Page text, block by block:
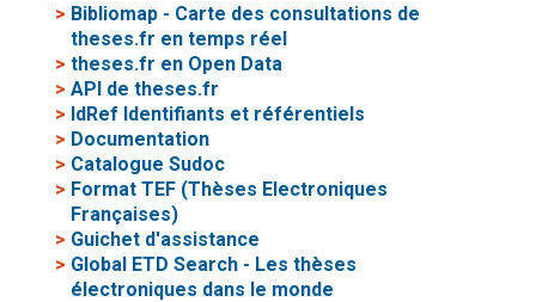
> Bibliomap - Carte des consultations de
theses.fr en temps réel
>theses.fr en Open Data
>API de theses.fr
> IdRef Identifiants et référentiels
> Documentation
> Catalogue Sudoc
> Format TEF (Thèses Electroniques
Françaises)
> Guichet d'assistance
> Global ETD Search - Les thèses
électroniques dans le monde